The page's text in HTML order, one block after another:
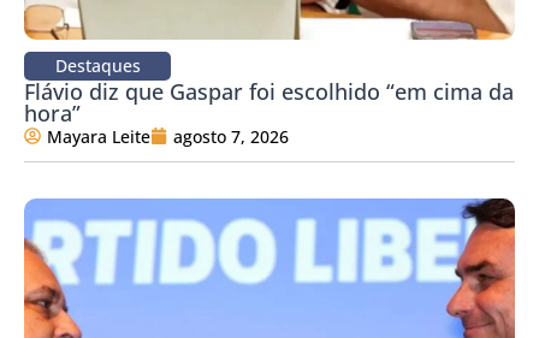
Destaques
Flávio diz que Gaspar foi escolhido “em cima da
hora”
Mayara Leite agosto 7, 2026